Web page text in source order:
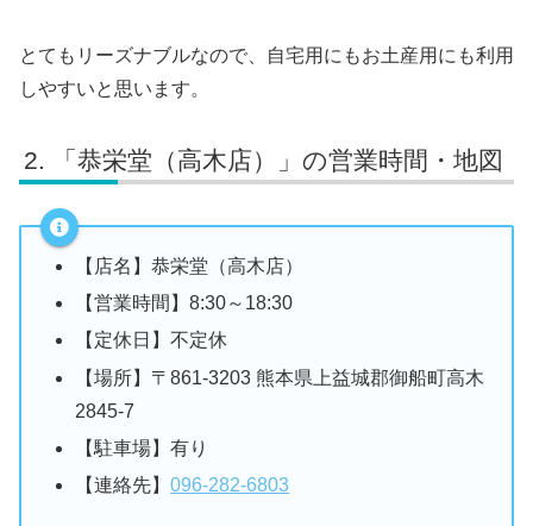
とてもリーズナブルなので、自宅用にもお土産用にも利用
しやすいと思います。
「恭栄堂（高木店）」の営業時間・地図
【店名】恭栄堂（高木店）
【営業時間】8:30～18:30
【定休日】不定休
【場所】〒861-3203 熊本県上益城郡御船町高木
2845-7
【駐車場】有り
【連絡先】096-282-6803